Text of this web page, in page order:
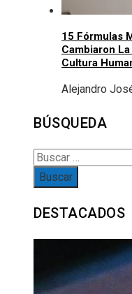
15 Fórmulas
Cambiaron
Cultura
Alejandro
BÚSQUEDA
Buscar:
DESTACADOS